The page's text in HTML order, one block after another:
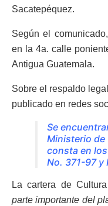
Sacatepéquez.
Según el
en la 4a. calle
Antigua Guatemala.
Sobre el respaldo
publicado en redes
Se
Ministerio de
consta en
No. 371-97 y
La cartera de
parte importante del